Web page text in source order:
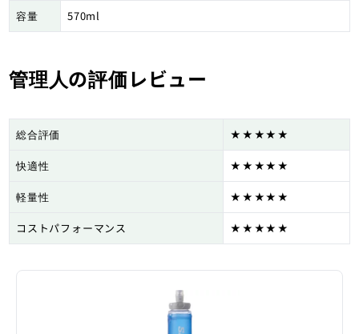
容量 570ml
管理人の評価レビュー
総合評価 ★★★★★
快適性 ★★★★★
軽量性 ★★★★★
コストパフォーマンス ★★★★★